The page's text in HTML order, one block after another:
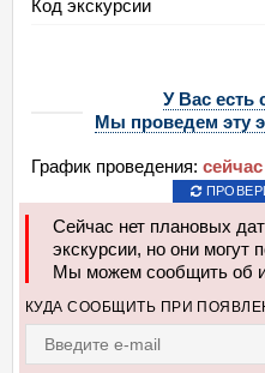
Код экскурсии
У Вас есть
Мы проведем эту
График проведения:
Сейчас нет плановых
экскурсии, но они могут
Мы можем сообщить об
КУДА СООБЩИТЬ ПРИ